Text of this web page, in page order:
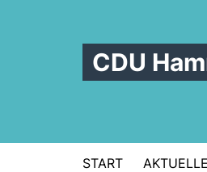
CDU
START